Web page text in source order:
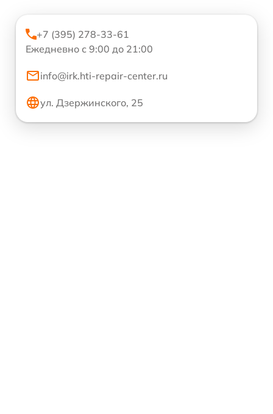
+7 (395) 278-33-61
Ежедневно с 9:00 до 21:00
info@irk.hti-repair-center.ru
ул. Дзержинского, 25